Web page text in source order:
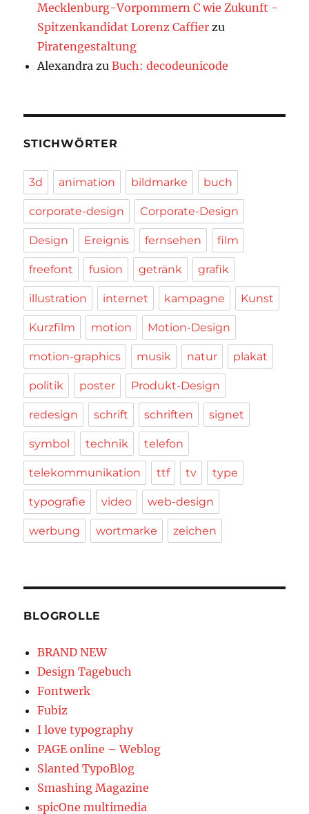
Mecklenburg-Vorpommern C wie Zukunft -
Spitzenkandidat Lorenz Caffier zu
Piratengestaltung
Alexandra zuBuch: decodeunicode
STICHWÖRTER
3d animation bildmarke buch
corporate-design Corporate-Design
Design Ereignis fernsehen film
freefont fusion getränk grafik
illustration internet kampagne Kunst
Kurzfilm motion Motion-Design
motion-graphics musik natur plakat
politik poster Produkt-Design
redesign schrift schriften signet
symbol technik telefon
telekommunikation ttf tv type
typografie video web-design
werbung wortmarke zeichen
BLOGROLLE
BRAND NEW
Design Tagebuch
Fontwerk
Fubiz
I love typography
PAGE online – Weblog
Slanted TypoBlog
Smashing Magazine
spicOne multimedia